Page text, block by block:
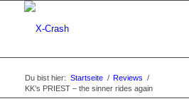
Du bist hier: Startseite / Reviews /
KK’s PRIEST – the sinner rides again